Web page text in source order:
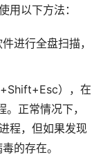
以下方法：
进行全盘扫描，
），在
正常情况下，
程，但如果发现
的存在。